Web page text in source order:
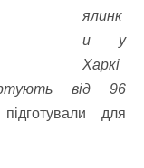
ялинк
и у
Харкі
від 96
для